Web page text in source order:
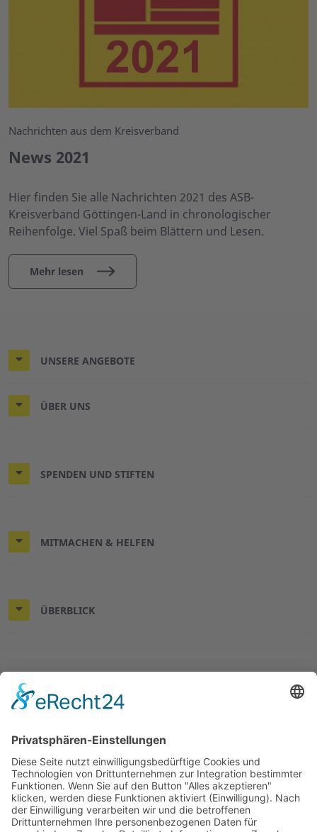
Nachrichten aus dem Kreisverband
News 2021
Hier finden Sie alle Nachrichten 2021 des ASB-
Kreisverband Göttingen-Land in chronologischer
Reihenfolge. Viel Spaß beim Blättern und Lesen.
Mehr lesen
UNSERE ANGEBOTE
ÜBER UNS
SPENDEN UND STIFTEN
MITMACHEN & HELFEN
ÜBERBLICK
Impressum
Datenschutz
ASB.de